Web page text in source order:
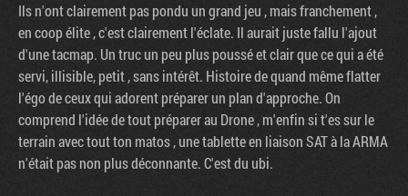
Ils n'ont clairement pas pondu un grand jeu , mais franchement ,
en coop élite , c'est clairement l'éclate. Il aurait juste fallu l'ajout
d'une tacmap. Un truc un peu plus poussé et clair que ce qui a été
servi, illisible, petit , sans intérêt. Histoire de quand même flatter
l'égo de ceux qui adorent préparer un plan d'approche. On
comprend l'idée de tout préparer au Drone , m'enfin si t'es sur le
terrain avec tout ton matos , une tablette en liaison SAT à la ARMA
n'était pas non plus déconnante. C'est du ubi.